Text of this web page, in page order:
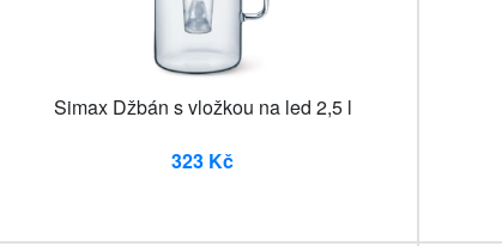
Simax Džbán s vložkou na led 2,5 l
323 Kč